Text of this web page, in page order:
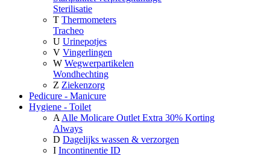
Sterilisatie
T Thermometers
Tracheo
U Urinepotjes
V Vingerlingen
W Wegwerpartikelen
Wondhechting
Z Ziekenzorg
Pedicure - Manicure
Hygiene - Toilet
A Alle Molicare Outlet Extra 30% Korting
Always
D Dagelijks wassen & verzorgen
I Incontinentie ID